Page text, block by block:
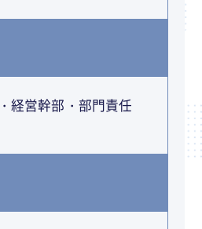
経営幹部・部門責任